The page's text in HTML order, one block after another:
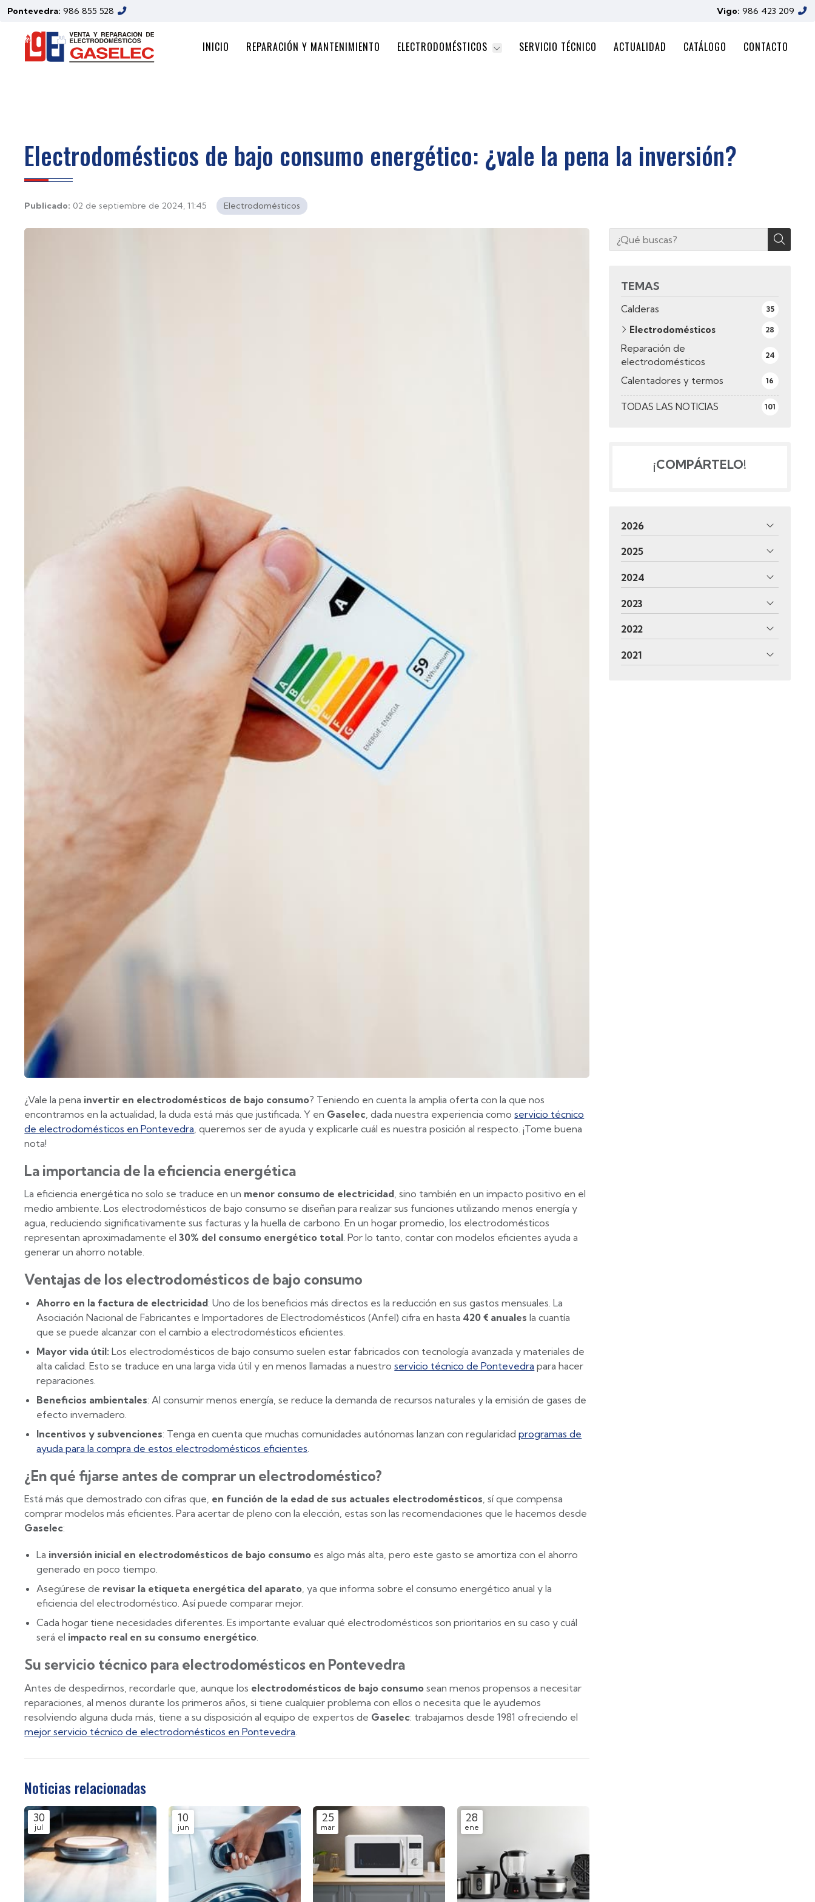
Pontevedra: 986 855 528 Vigo: 986 423 209
INICIO REPARACIÓN Y MANTENIMIENTO ELECTRODOMÉSTICOS SERVICIO TÉCNICO ACTUALIDAD CATÁLOGO CONTACTO
Electrodomésticos de bajo consumo energético: ¿vale la pena la inversión?
Publicado: 02 de septiembre de 2024, 11:45 Electrodomésticos
TEMAS
TODAS LAS NOTICIAS 101
Calderas 35
Electrodomésticos 28
Reparación de
electrodomésticos
24
Calentadores y termos 16
¿Vale la pena invertir en electrodomésticos de bajo consumo? Teniendo en cuenta la amplia oferta con la que nos
encontramos en la actualidad, la duda está más que justificada. Y en Gaselec , dada nuestra experiencia comoservicio técnico
de electrodomésticos en Pontevedra , queremos ser de ayuda y explicarle cuál es nuestra posición al respecto. ¡Tome buena
nota!
La importancia de la eficiencia energética
La eficiencia energética no solo se traduce en un menor consumo de electricidad, sino también en un impacto positivo en el
medio ambiente. Los electrodomésticos de bajo consumo se diseñan para realizar sus funciones utilizando menos energía y
agua, reduciendo significativamente sus facturas y la huella de carbono. En un hogar promedio, los electrodomésticos
representan aproximadamente el30% del consumo energético total. Por lo tanto, contar con modelos eficientes ayuda a
generar un ahorro notable.
Ventajas de los electrodomésticos de bajo consumo
Ahorro en la factura de electricidad: Uno de los beneficios más directos es la reducción en sus gastos mensuales. La
Asociación Nacional de Fabricantes e Importadores de Electrodomésticos (Anfel) cifra en hasta 420 € anuales la cuantía
que se puede alcanzar con el cambio a electrodomésticos eficientes.
Mayor vida útil: Los electrodomésticos de bajo consumo suelen estar fabricados con tecnología avanzada y materiales de
alta calidad. Esto se traduce en una larga vida útil y en menos llamadas a nuestroservicio técnico de Pontevedra para hacer
reparaciones.
Beneficios ambientales: Al consumir menos energía, se reduce la demanda de recursos naturales y la emisión de gases de
efecto invernadero.
Incentivos y subvenciones: Tenga en cuenta que muchas comunidades autónomas lanzan con regularidadprogramas de
ayuda para la compra de estos electrodomésticos eficientes
¿En qué fijarse antes de comprar un electrodoméstico?
Está más que demostrado con cifras que, en función de la edad de sus actuales electrodomésticos, sí que compensa
comprar modelos más eficientes. Para acertar de pleno con la elección, estas son las recomendaciones que le hacemos desde
Gaselec:
La inversión inicial en electrodomésticos de bajo consumo es algo más alta, pero este gasto se amortiza con el ahorro
generado en poco tiempo.
Asegúrese de revisar la etiqueta energética del aparato, ya que informa sobre el consumo energético anual y la
eficiencia del electrodoméstico. Así puede comparar mejor.
Cada hogar tiene necesidades diferentes. Es importante evaluar qué electrodomésticos son prioritarios en su caso y cuál
será el impacto real en su consumo energético.
Su servicio técnico para electrodomésticos en Pontevedra
Antes de despedirnos, recordarle que, aunque los electrodomésticos de bajo consumo sean menos propensos a necesitar
reparaciones, al menos durante los primeros años, si tiene cualquier problema con ellos o necesita que le ayudemos
resolviendo alguna duda más, tiene a su disposición al equipo de expertos de Gaselec: trabajamos desde 1981 ofreciendo el
mejor servicio técnico de electrodomésticos en Pontevedra
Noticias relacionadas
30
jul
10
jun
25
mar
28
ene
¡COMPÁRTELO!
2026
2025
2024
2023
2022
2021